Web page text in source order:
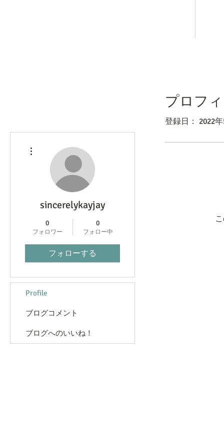
プロフ
登録日： 2022
sincerelykayjay
0
フォロワー
0
フォロー中
フォローする
Profile
ブログコメント
ブログへのいいね！